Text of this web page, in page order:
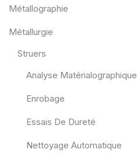
Métallographie
Métallurgie
Struers
Analyse Matérialographique
Enrobage
Essais De Dureté
Nettoyage Automatique